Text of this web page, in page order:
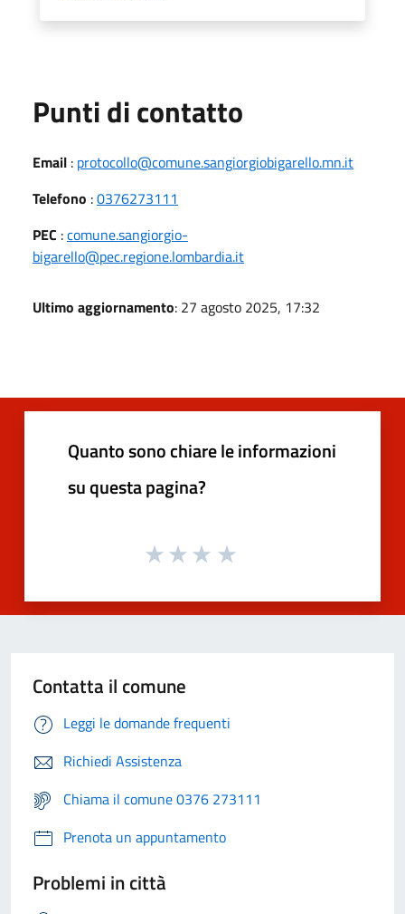
Punti di contatto
Email : protocollo@comune.sangiorgiobigarello.mn.it
Telefono :0376273111
PEC :comune.sangiorgio-
bigarello@pec.regione.lombardia.it
Ultimo aggiornamento: 27 agosto 2025, 17:32
Quanto sono chiare le informazioni
su questa pagina?
Contatta il comune
Leggi le domande frequenti
Richiedi Assistenza
Chiama il comune 0376 273111
Prenota un appuntamento
Problemi in città